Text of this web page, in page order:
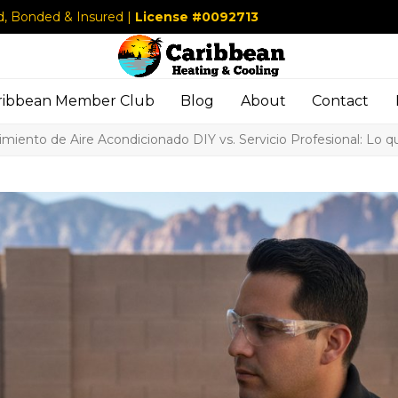
Bonded & Insured | License #0092713
Member Club Blog About Contact
de Aire Acondicionado DIY vs. Servicio Profesional: Lo